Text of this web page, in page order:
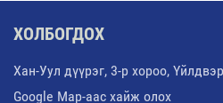
ХОЛБОГДОХ
Хан-Уул дүүрэг, 3-р хороо,
Google Map-аас хайж олох